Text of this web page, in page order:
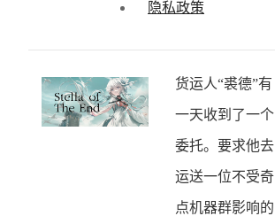
隐私政策
货运人“裘德”有
一天收到了一个
委托。要求他去
运送一位不受奇
点机器群影响的